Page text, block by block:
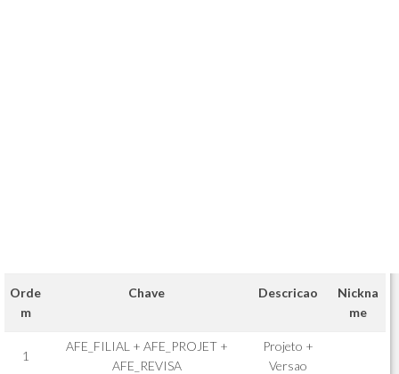
Orde
m
Chave Descricao
Nickna
me
1
AFE_FILIAL + AFE_PROJET +
AFE_REVISA
Projeto +
Versao